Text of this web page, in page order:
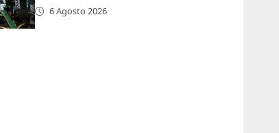
6 Agosto 2026